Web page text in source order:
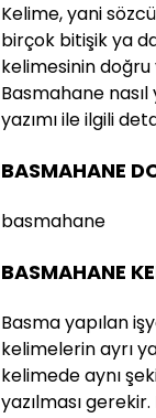
Kelime, yani
birçok bitişik ya
kelimesinin
Basmahane
yazımı ile ilgili
BASMAHANE
basmahane
BASMAHANE
Basma yapılan
kelimelerin ayrı
kelimede aynı
yazılması